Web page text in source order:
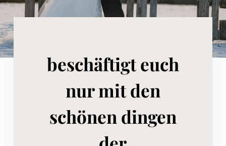
e
n
beschäftigt euch
nur mit den
schönen dingen